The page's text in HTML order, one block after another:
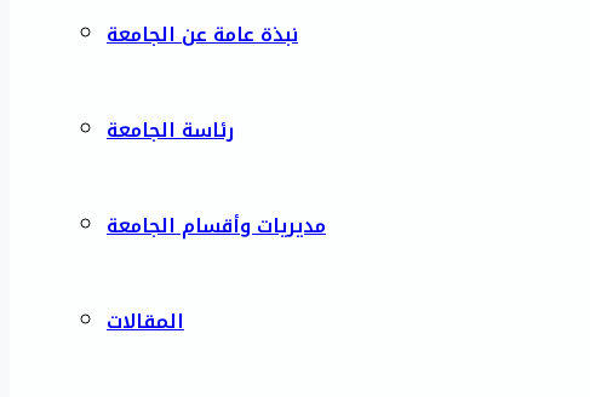
نبذة عامة عن الجامعة
رئاسة الجامعة
مديريات وأقسام الجامعة
المقالات